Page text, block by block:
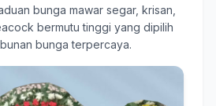
bunga mawar segar, krisan,
bermutu tinggi yang dipilih
bunga terpercaya.